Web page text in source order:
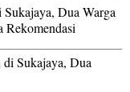
Dua Warga
Sukajaya, Dua